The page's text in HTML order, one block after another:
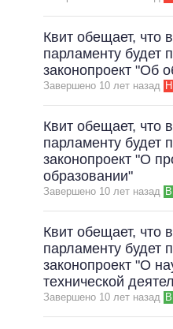
Квит обещает, что
парламенту будет
законопроект "Об
Завершено 10 лет назад
Квит обещает, что
парламенту будет
законопроект "О
образовании"
Завершено 10 лет назад
Квит обещает, что
парламенту будет
законопроект "О
технической
Завершено 10 лет назад